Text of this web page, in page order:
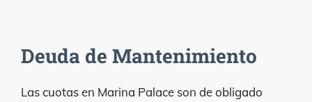
Deuda de Mantenimiento
Las cuotas en Marina Palace son de obligado